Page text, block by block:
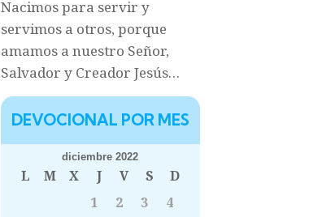
Nacimos para servir y
servimos a otros, porque
amamos a nuestro Señor,
Salvador y Creador Jesús…
DEVOCIONAL POR MES
diciembre 2022
L M X J V S
D
1
2 3
4